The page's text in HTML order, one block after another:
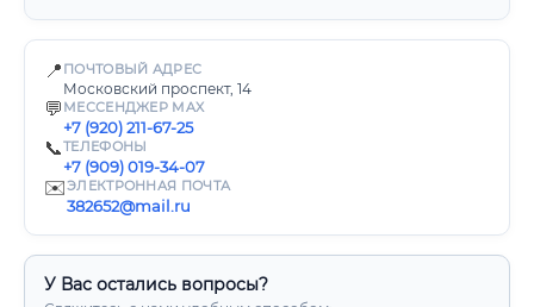
📍 ПОЧТОВЫЙ АДРЕС
Московский проспект, 14
💬 МЕССЕНДЖЕР MAX
+7 (920) 211-67-25
📞ТЕЛЕФОНЫ
+7 (909) 019-34-07
✉️ЭЛЕКТРОННАЯ ПОЧТА
382652@mail.ru
У Вас остались вопросы?